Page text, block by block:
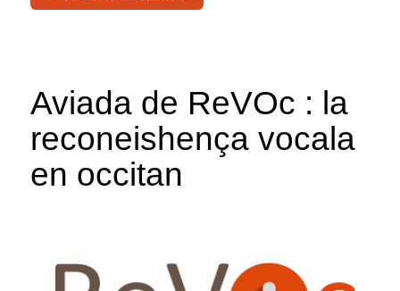
Aviada de ReVOc : la
reconeishença vocala
en occitan